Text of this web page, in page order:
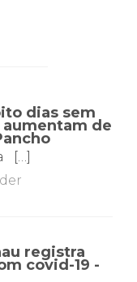
dias sem
de
[…]
registra
covid-19 -